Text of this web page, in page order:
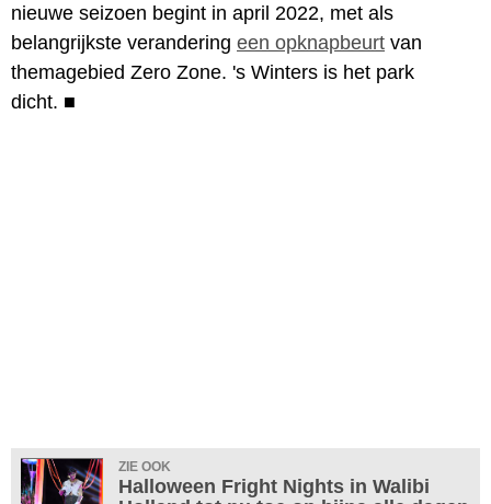
nieuwe seizoen begint in april 2022, met als
belangrijkste verandering een opknapbeurt van
themagebied Zero Zone. 's Winters is het park
dicht. ■
ZIE OOK
Halloween Fright Nights in Walibi